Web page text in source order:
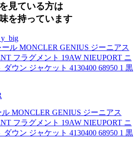
見ている方は
を持っています
MONCLER GENIUS ジーニアス
フラグメント 19AW NIEUPORT ニ
ダウン ジャケット 4130400 68950 1 黒